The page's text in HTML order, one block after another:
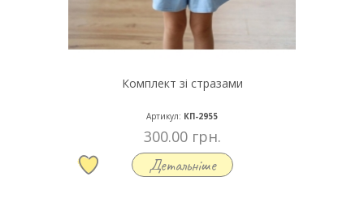
Комплект зі стразами
Артикул: КП-2955
300.00 грн.
Детальніше